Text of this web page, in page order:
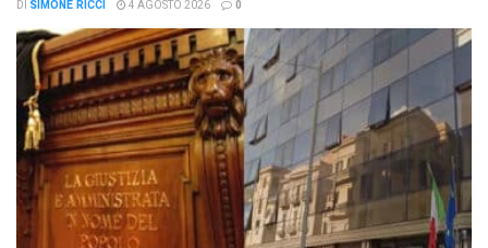
DI SIMONE RICCI 4 AGOSTO 2026 0